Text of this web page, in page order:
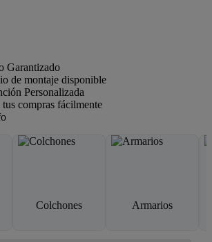
Garantizado
de montaje disponible
Personalizada
compras fácilmente
Colchones Armarios